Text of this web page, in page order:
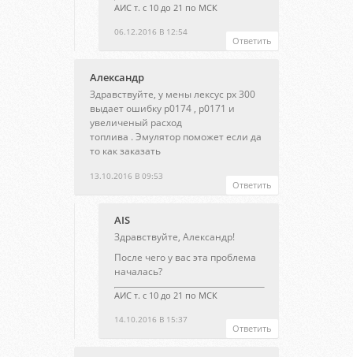
06.12.2016 В 12:54
АИС т. с 10 до 21 по МСК
Ответить
Александр
13.10.2016 В 09:53
Здравствуйте, у мены лексус рх 300
выдает ошибку р0174 , р0171 и
увеличеный расход
топлива . Эмулятор поможет если да
то как заказать
Ответить
AIS
14.10.2016 В 15:37
Здравствуйте, Александр!
После чего у вас эта проблема
началась?
АИС т. с 10 до 21 по МСК
Ответить